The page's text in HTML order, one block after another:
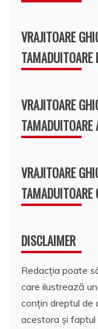
VRAJITOARE
TAMADUITOARE
VRAJITOARE
TAMADUITOARE
VRAJITOARE
TAMADUITOARE
DISCLAIMER
Redacția poate
care ilustrează
conțin dreptul de
acestora și